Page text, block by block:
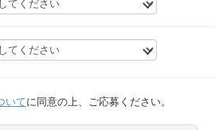
いてに同意の上、ご応募ください。